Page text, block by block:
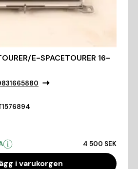
E-SPACETOURER 16-
4 500 SEK
i varukorgen